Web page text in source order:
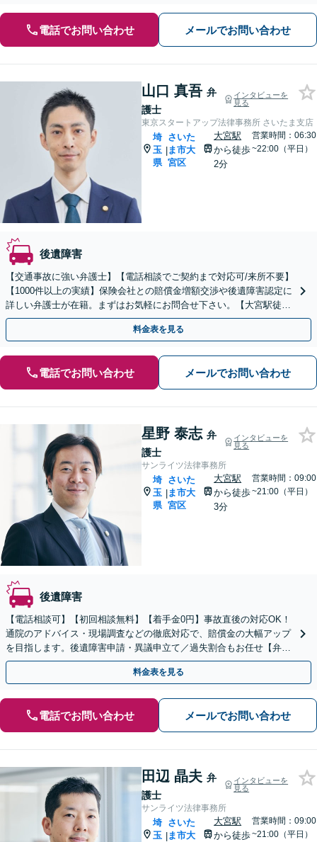
電話でお問い合わせ メールでお問い合わせ
山口 真吾 弁
護士
インタビューを
見る
東京スタートアップ法律事務所 さいたま支店
埼
玉
県
|
さいた
ま市大
宮区
大宮駅
から徒歩
2分
営業時間：06:30
~22:00（平日）
後遺障害
【交通事故に強い弁護士】【電話相談でご契約まで対応可/来所不要】
【1000件以上の実績】保険会社との賠償金増額交渉や後遺障害認定に
詳しい弁護士が在籍。まずはお気軽にお問合せ下さい。【大宮駅徒歩
2分】
料金表を見る
電話でお問い合わせ メールでお問い合わせ
星野 泰志 弁
護士
インタビューを
見る
サンライツ法律事務所
埼
玉
県
|
さいた
ま市大
宮区
大宮駅
から徒歩
3分
営業時間：09:00
~21:00（平日）
後遺障害
【電話相談可】【初回相談無料】【着手金0円】事故直後の対応OK！
通院のアドバイス・現場調査などの徹底対応で、賠償金の大幅アップ
を目指します。後遺障害申請・異議申立て／過失割合もお任せ【弁護
士特約利用可】【完全個室】【大宮駅3分】
料金表を見る
電話でお問い合わせ メールでお問い合わせ
田辺 晶夫 弁
護士
インタビューを
見る
サンライツ法律事務所
埼
玉 |
さいた
ま市大
大宮駅
から徒歩
営業時間：09:00
~21:00（平日）